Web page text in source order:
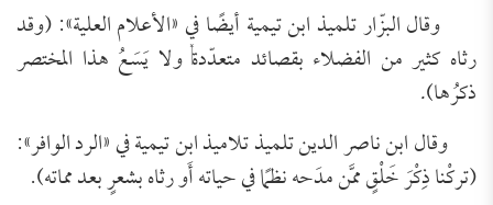
وقال البزّار تلميذ ابن تيمية أيضًا في «الأعلام العلية»: (وقد
رثاه كثير من الفضلاء بقصائد متعدّدة, ولا يَسَعُ هذا المختصر
ذكرُها).
وقال ابن ناصر الدين تلميذ تلاميذ ابن تيمية في «الرد الوافر»:
(تركْنا ذِكْرَ خَلْقٍ ممَّن مدَحه نظمًا في حياته أَو رثاه بشعرٍ بعد مماته).